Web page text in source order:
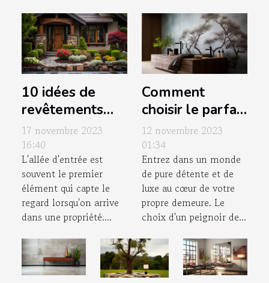
10 idées de
revêtements
pour
métamorphoser
votre allée
d'entrée en un
chemin
accueillant
17 novembre 2023
16:40
L'allée d'entrée est
souvent le premier
élément qui capte le
regard lorsqu'on arrive
dans une propriété....
Comment
choisir le parfait
peignoir de bain
de luxe pour une
expérience spa à
domicile
12 novembre 2023
01:34
Entrez dans un monde
de pure détente et de
luxe au cœur de votre
propre demeure. Le
choix d'un peignoir de...